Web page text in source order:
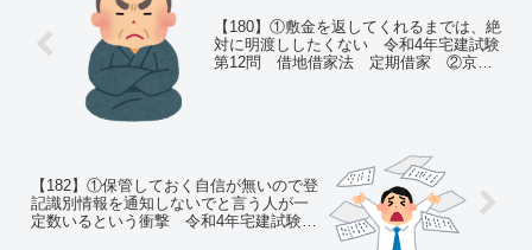
【180】①敷金を返してくれるまでは、絶
対に明渡ししたくない 令和4年宅建試験
第12問 借地借家法 定期借家 ②京都
【182】①保管しておく自信が無いので登
記識別情報を通知しないでと言う人が一
定数いるという衝撃 令和4年宅建試験第